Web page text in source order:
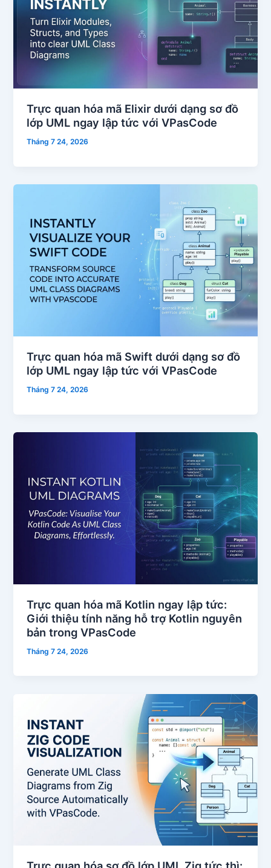
Trực quan hóa mã Elixir dưới dạng sơ đồ
lớp UML ngay lập tức với VPasCode
Tháng 7 24, 2026
Trực quan hóa mã Swift dưới dạng sơ đồ
lớp UML ngay lập tức với VPasCode
Tháng 7 24, 2026
Trực quan hóa mã Kotlin ngay lập tức:
Giới thiệu tính năng hỗ trợ Kotlin nguyên
bản trong VPasCode
Tháng 7 24, 2026